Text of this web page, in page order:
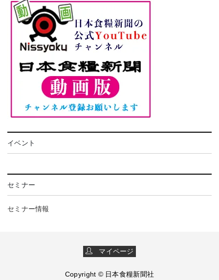
イベント
セミナー
セミナー情報
マイページ
Copyright © 日本食糧新聞社